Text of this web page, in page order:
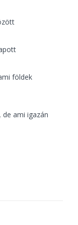
földek
ami igazán